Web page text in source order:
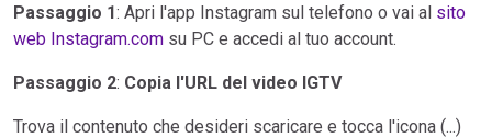
Passaggio 1: Apri l'app Instagram sul telefono o vai al sito
web Instagram.com su PC e accedi al tuo account.
Passaggio 2: Copia l'URL del video IGTV
Trova il contenuto che desideri scaricare e tocca l'icona (...)